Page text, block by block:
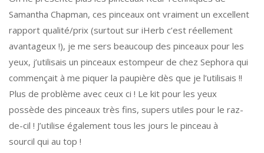
Samantha Chapman, ces pinceaux ont vraiment un excellent
rapport qualité/prix (surtout sur iHerb c’est réellement
avantageux !), je me sers beaucoup des pinceaux pour les
yeux, j’utilisais un pinceaux estompeur de chez Sephora qui
commençait à me piquer la paupière dès que je l’utilisais !!
Plus de problème avec ceux ci ! Le kit pour les yeux
possède des pinceaux très fins, supers utiles pour le raz-
de-cil ! J’utilise également tous les jours le pinceau à
sourcil qui au top !